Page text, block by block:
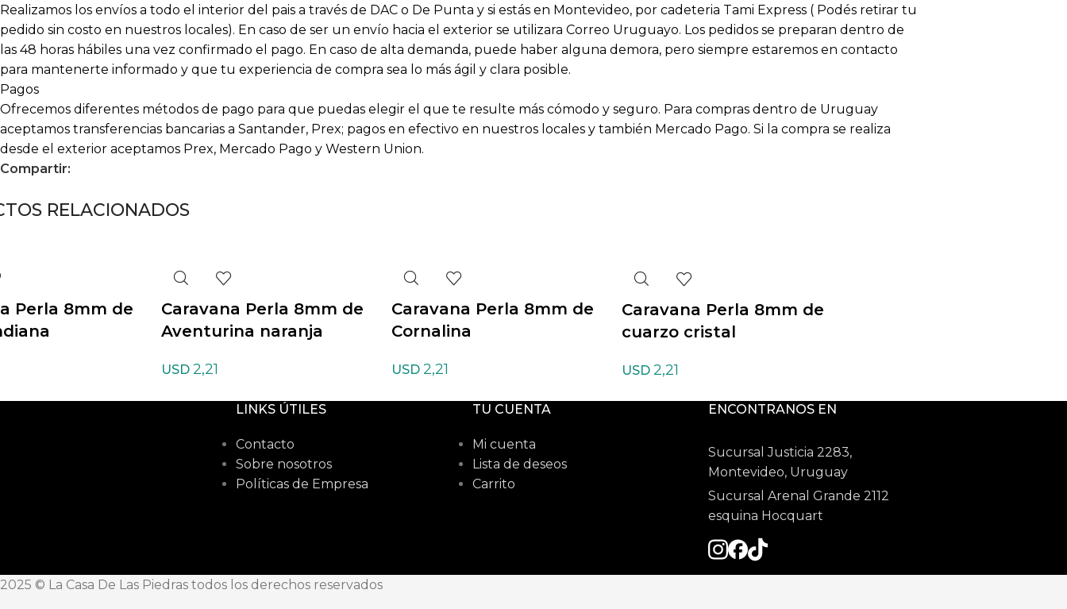
Realizamos los envíos a todo el interior del pais a través de DAC o De Punta y si estás en Montevideo, por cadeteria Tami Express ( Podés retirar tu
pedido sin costo en nuestros locales). En caso de ser un envío hacia el exterior se utilizara Correo Uruguayo. Los pedidos se preparan dentro de
las 48 horas hábiles una vez confirmado el pago. En caso de alta demanda, puede haber alguna demora, pero siempre estaremos en contacto
para mantenerte informado y que tu experiencia de compra sea lo más ágil y clara posible.
Pagos
Ofrecemos diferentes métodos de pago para que puedas elegir el que te resulte más cómodo y seguro. Para compras dentro de Uruguay
aceptamos transferencias bancarias a Santander, Prex; pagos en efectivo en nuestros locales y también Mercado Pago. Si la compra se realiza
desde el exterior aceptamos Prex, Mercado Pago y Western Union.
Compartir:
RELACIONADOS
Perla 8mm de
Caravana Perla 8mm de
Aventurina naranja
USD 2,21
Caravana Perla 8mm de
Cornalina
USD 2,21
Caravana Perla 8mm de
cuarzo cristal
USD 2,21
LINKS ÚTILES
Contacto
Sobre nosotros
Políticas de Empresa
TU CUENTA
Mi cuenta
Lista de deseos
Carrito
ENCONTRANOS EN
Sucursal Justicia 2283,
Montevideo, Uruguay
Sucursal Arenal Grande 2112
esquina Hocquart
2025 © La Casa De Las Piedras todos los derechos reservados